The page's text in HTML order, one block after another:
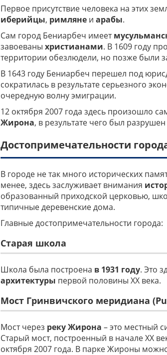
Первое присутствие человека на этих
иберийцы, римляне и арабы.
Сам город Бениарбеч имеет
завоеваны христианами. В 1609 году
территории обезлюдели, но позже были
В 1643 году Бениарбеч перешел под
сократилась в результате серьезного
очередную волну эмиграции.
12 октября 2007 года здесь произошло
Жирона, в результате чего был
Достопримечательности
В городе не так много исторических
менее, здесь заслуживает внимания
образованный приходской церковью,
типичные деревенские дома.
Главные достопримечательности города:
Старая школа
Школа была построена в 1931 году. Это
архитектуры первой половины XX века.
Мост Гринвичского меридиана
Мост через реку Жирона – это местный
Старый мост, построенный в начале XX
октября 2007 года. В парке Жироны